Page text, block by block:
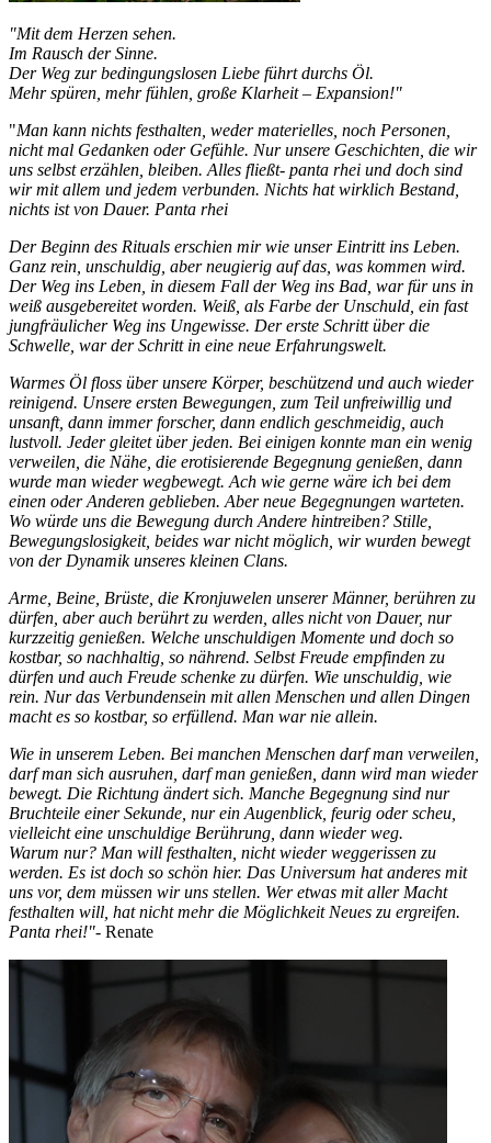
"Mit dem Herzen sehen.
Im Rausch der Sinne.
Der Weg zur bedingungslosen Liebe führt durchs Öl.
Mehr spüren, mehr fühlen, große Klarheit – Expansion!"
"Man kann nichts festhalten, weder materielles, noch Personen,
nicht mal Gedanken oder Gefühle. Nur unsere Geschichten, die wir
uns selbst erzählen, bleiben. Alles fließt- panta rhei und doch sind
wir mit allem und jedem verbunden. Nichts hat wirklich Bestand,
nichts ist von Dauer. Panta rhei
Der Beginn des Rituals erschien mir wie unser Eintritt ins Leben.
Ganz rein, unschuldig, aber neugierig auf das, was kommen wird.
Der Weg ins Leben, in diesem Fall der Weg ins Bad, war für uns in
weiß ausgebereitet worden. Weiß, als Farbe der Unschuld, ein fast
jungfräulicher Weg ins Ungewisse. Der erste Schritt über die
Schwelle, war der Schritt in eine neue Erfahrungswelt.
Warmes Öl floss über unsere Körper, beschützend und auch wieder
reinigend. Unsere ersten Bewegungen, zum Teil unfreiwillig und
unsanft, dann immer forscher, dann endlich geschmeidig, auch
lustvoll. Jeder gleitet über jeden. Bei einigen konnte man ein wenig
verweilen, die Nähe, die erotisierende Begegnung genießen, dann
wurde man wieder wegbewegt. Ach wie gerne wäre ich bei dem
einen oder Anderen geblieben. Aber neue Begegnungen warteten.
Wo würde uns die Bewegung durch Andere hintreiben? Stille,
Bewegungslosigkeit, beides war nicht möglich, wir wurden bewegt
von der Dynamik unseres kleinen Clans.
Arme, Beine, Brüste, die Kronjuwelen unserer Männer, berühren zu
dürfen, aber auch berührt zu werden, alles nicht von Dauer, nur
kurzzeitig genießen. Welche unschuldigen Momente und doch so
kostbar, so nachhaltig, so nährend. Selbst Freude empfinden zu
dürfen und auch Freude schenke zu dürfen. Wie unschuldig, wie
rein. Nur das Verbundensein mit allen Menschen und allen Dingen
macht es so kostbar, so erfüllend. Man war nie allein.
Wie in unserem Leben. Bei manchen Menschen darf man verweilen,
darf man sich ausruhen, darf man genießen, dann wird man wieder
bewegt. Die Richtung ändert sich. Manche Begegnung sind nur
Bruchteile einer Sekunde, nur ein Augenblick, feurig oder scheu,
vielleicht eine unschuldige Berührung, dann wieder weg.
Warum nur? Man will festhalten, nicht wieder weggerissen zu
werden. Es ist doch so schön hier. Das Universum hat anderes mit
uns vor, dem müssen wir uns stellen. Wer etwas mit aller Macht
festhalten will, hat nicht mehr die Möglichkeit Neues zu ergreifen.
Panta rhei!"- Renate